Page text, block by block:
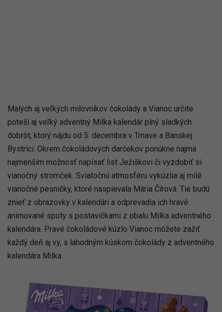
Malých aj veľkých milovníkov čokolády a Vianoc určite
poteší aj veľký adventný Milka kalendár plný sladkých
dobrôt, ktorý nájdu od 5. decembra v Trnave a Banskej
Bystrici. Okrem čokoládových darčekov ponúkne najmä
najmenším možnosť napísať list Ježiškovi či vyzdobiť si
vianočný stromček. Sviatočnú atmosféru vykúzlia aj milé
vianočné pesničky, ktoré naspievala Mária Čírová. Tie budú
znieť z obrazovky v kalendári a odprevadia ich hravé
animované spoty s postavičkami z obalu Milka adventného
kalendára. Pravé čokoládové kúzlo Vianoc môžete zažiť
každý deň aj vy, s lahodným kúskom čokolády z adventného
kalendára Milka.